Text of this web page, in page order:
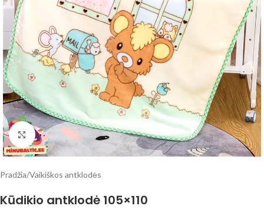
Click to enlarge
Pradžia/Vaikiškos antklodės
Kūdikio antklodė 105×110